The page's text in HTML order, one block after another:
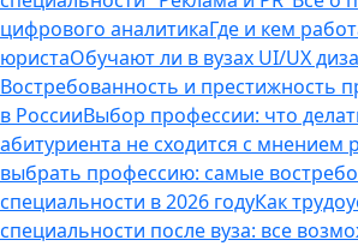
цифрового аналитикаГде и кем
юристаОбучают ли в вузах UI/UX
Востребованность и престижность
в РоссииВыбор профессии: что
абитуриента не сходится с мнением
выбрать профессию: самые
специальности в 2026 годуКак
специальности после вуза: все